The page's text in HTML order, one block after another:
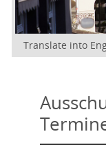
Translate into